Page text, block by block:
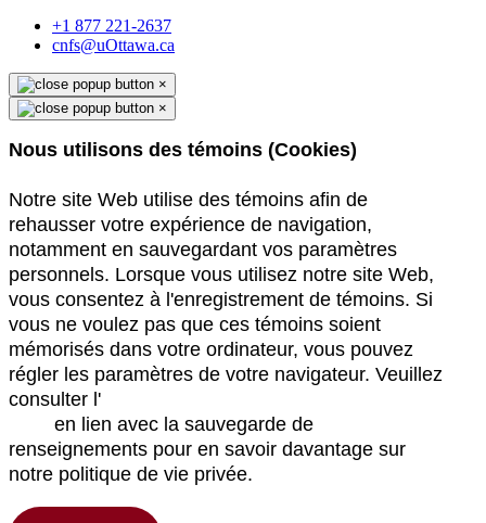
+1 877 221-2637
cnfs@uOttawa.ca
×
×
Nous utilisons des témoins (Cookies)
Notre site Web utilise des témoins afin de
rehausser votre expérience de navigation,
notamment en sauvegardant vos paramètres
personnels. Lorsque vous utilisez notre site Web,
vous consentez à l'enregistrement de témoins. Si
vous ne voulez pas que ces témoins soient
mémorisés dans votre ordinateur, vous pouvez
régler les paramètres de votre navigateur. Veuillez
consulter l'
en lien avec la sauvegarde de
renseignements pour en savoir davantage sur
notre politique de vie privée.